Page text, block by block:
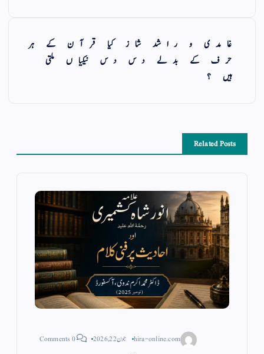
غامدی و راشد شاز کیا قرآن کے ہر
حرف کے بدلے دس دس نیکیاں ملتی
ہیں ؟
Related Posts
hira-online.com جون 22, 2026 0 Comments